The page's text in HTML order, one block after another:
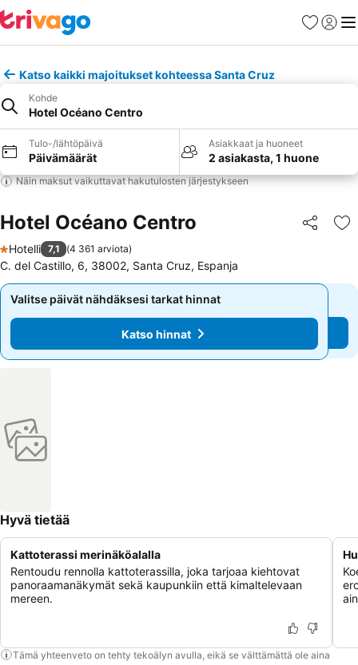
Suosikit
Katso kaikki majoitukset kohteessa Santa Cruz
Kohde
Hotel Océano Centro
Tulo-/lähtöpäivä
Päivämäärät
Asiakkaat ja huoneet
2 asiakasta, 1 huone
Näin maksut vaikuttavat hakutulosten järjestykseen
Hotel Océano Centro Jaa
1 Tähtiluokitus
Hotelli 7,1 (4 361 arviota)
C. del Castillo, 6, 38002, Santa Cruz, Espanja
Valitse päivät nähdäksesi tarkat hinnat
Katso hinnat
Valitse päivät nähdäksesi tarkat hinnat
Katso hinnat
Hyvä tietää
Kattoterassi merinäköalalla
Rentoudu rennolla kattoterassilla, joka tarjoaa kiehtovat
panoraamanäkymät sekä kaupunkiin että kimaltelevaan
mereen.
Tämä yhteenveto on tehty tekoälyn avulla, eikä se välttämättä ole aina